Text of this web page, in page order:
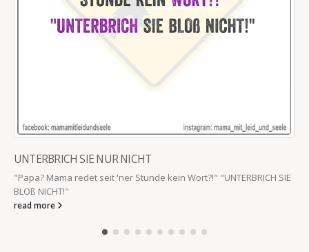
UNTERBRICH SIE NUR NICHT
"Papa? Mama redet seit 'ner Stunde kein Wort?!" "UNTERBRICH SIE
BLOß NICHT!"
read more